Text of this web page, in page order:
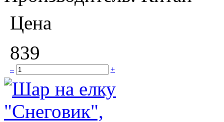
Цена
839
– +